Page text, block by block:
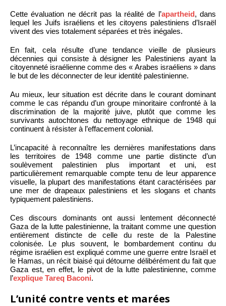
Cette évaluation ne décrit pas la réalité de l’apartheid, dans
lequel les Juifs israéliens et les citoyens palestiniens d’Israël
vivent des vies totalement séparées et très inégales.
En fait, cela résulte d’une tendance vieille de plusieurs
décennies qui consiste à désigner les Palestiniens ayant la
citoyenneté israélienne comme des « Arabes israéliens » dans
le but de les déconnecter de leur identité palestinienne.
Au mieux, leur situation est décrite dans le courant dominant
comme le cas répandu d’un groupe minoritaire confronté à la
discrimination de la majorité juive, plutôt que comme les
survivants autochtones du nettoyage ethnique de 1948 qui
continuent à résister à l’effacement colonial.
L’incapacité à reconnaître les dernières manifestations dans
les territoires de 1948 comme une partie distincte d’un
soulèvement palestinien plus important et uni, est
particulièrement remarquable compte tenu de leur apparence
visuelle, la plupart des manifestations étant caractérisées par
une mer de drapeaux palestiniens et les slogans et chants
typiquement palestiniens.
Ces discours dominants ont aussi lentement déconnecté
Gaza de la lutte palestinienne, la traitant comme une question
entièrement distincte de celle du reste de la Palestine
colonisée. Le plus souvent, le bombardement continu du
régime israélien est expliqué comme une guerre entre Israël et
le Hamas, un récit biaisé qui détourne délibérément du fait que
Gaza est, en effet, le pivot de la lutte palestinienne, comme
l’explique Tareq Baconi.
L’unité contre vents et marées